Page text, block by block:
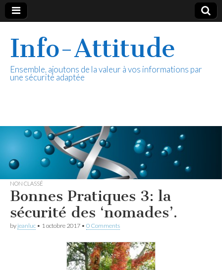
Info-Attitude
Ensemble, ajoutons de la valeur à vos informations par
une sécurité adaptée
NON CLASSÉ
Bonnes Pratiques 3: la
sécurité des ‘nomades’.
by jeanluc • 1 octobre 2017 • 0 Comments